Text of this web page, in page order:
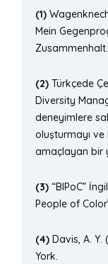
(1)
Mein
(2) Türkçede
Diversity
deneyimlere
oluşturmayı
amaçlayan bir
(3) “BIPoC”
People of
(4) Davis, A. Y.
York.